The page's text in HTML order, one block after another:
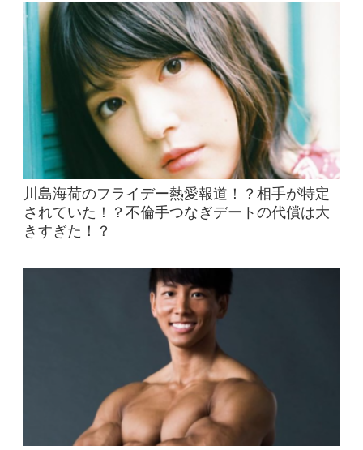
川島海荷のフライデー熱愛報道！？相手が特定
されていた！？不倫手つなぎデートの代償は大
きすぎた！？